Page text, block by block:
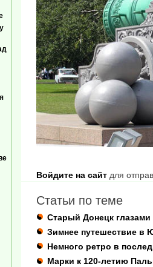
Войдите на сайт для
Статьи по теме
Старый Донецк
Зимнее путешествие в
Немного ретро в
Марки к 120-летию